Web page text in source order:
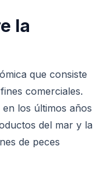
la
que consiste
comerciales.
los últimos años
del mar y la
de peces